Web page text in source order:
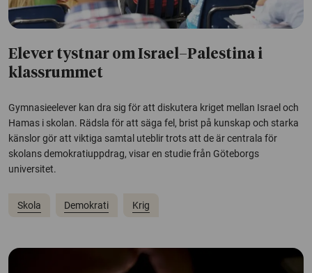
Elever tystnar om Israel–Palestina i
klassrummet
Gymnasieelever kan dra sig för att diskutera kriget mellan Israel och
Hamas i skolan. Rädsla för att säga fel, brist på kunskap och starka
känslor gör att viktiga samtal uteblir trots att de är centrala för
skolans demokratiuppdrag, visar en studie från Göteborgs
universitet.
Skola Demokrati Krig